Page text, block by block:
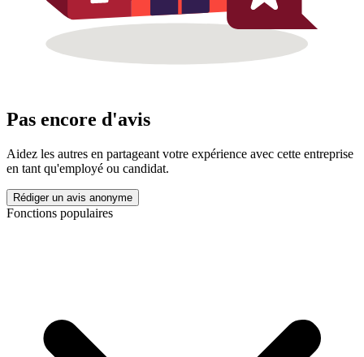
Pas encore d'avis
Aidez les autres en partageant votre expérience avec cette entreprise
en tant qu'employé ou candidat.
Rédiger un avis anonyme
Fonctions populaires